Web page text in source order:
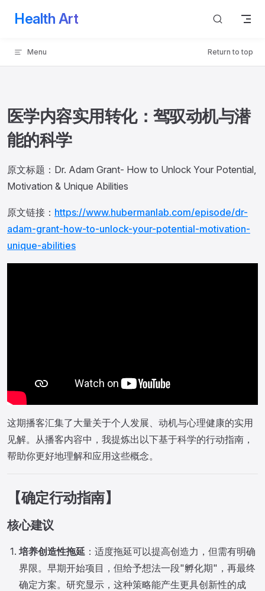
Skip to content
Health Art
Menu Return to top
医学内容实用转化：驾驭动机与潜
能的科学
原文标题：Dr. Adam Grant- How to Unlock Your Potential,
Motivation & Unique Abilities
原文链接： https://www.hubermanlab.com/episode/dr-
adam-grant-how-to-unlock-your-potential-motivation-
unique-abilities
这期播客汇集了大量关于个人发展、动机与心理健康的实用
见解。从播客内容中，我提炼出以下基于科学的行动指南，
帮助你更好地理解和应用这些概念。
【确定行动指南】
核心建议
培养创造性拖延 ：适度拖延可以提高创造力，但需有明确
界限。早期开始项目，但给予想法一段"孵化期"，再最终
确定方案。研究显示，这种策略能产生更具创新性的成